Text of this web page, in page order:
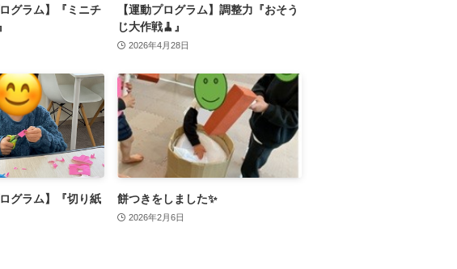
グラム】『ミニチ
【運動プログラム】調整力『おそう
じ大作戦🧹』
2026年4月28日
グラム】『切り紙
餅つきをしました✨
2026年2月6日